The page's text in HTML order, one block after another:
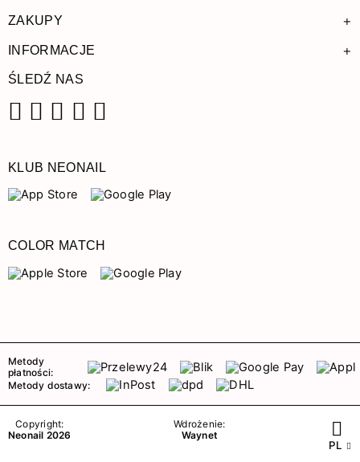
ZAKUPY +
INFORMACJE +
ŚLEDŹ NAS
KLUB NEONAIL
COLOR MATCH
Metody
płatności:
Metody dostawy:
Copyright:
Neonail 2026
Wdrożenie:
Waynet
PL